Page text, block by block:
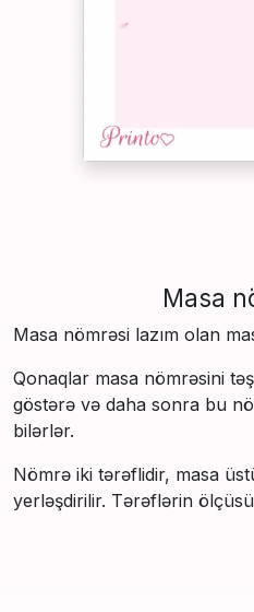
Masa
Masa nömrəsi lazım olan
Qonaqlar masa nömrəsini
göstərə və daha sonra bu
bilərlər.
Nömrə iki tərəflidir, masa
yerləşdirilir. Tərəflərin